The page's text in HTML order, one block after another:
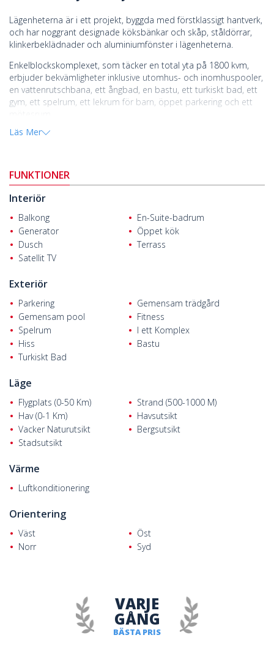
Lägenheterna är i ett projekt, byggda med förstklassigt hantverk,
och har noggrant designade köksbänkar och skåp, ståldörrar,
klinkerbeklädnader och aluminiumfönster i lägenheterna.
Enkelblockskomplexet, som täcker en total yta på 1800 kvm,
erbjuder bekvämligheter inklusive utomhus- och inomhuspooler,
en vattenrutschbana, ett ångbad, en bastu, ett turkiskt bad, ett
gym, ett spelrum, ett lekrum för barn, öppet parkering och ett
Mahmutlar, ett populärt område i Alanya, erbjuder högkvalitativ
24/7. Det är en föredragen plats för både utländska och lokala
invånare.
Lägenheterna till salu i Alanya Antalya
bekvämligheter som marknader, apotek och hälsocenter, 650 m
från havet, 9 km från Alanyas centrum och 27 km från Gazipaşa
flygplats.
Läs Mer
FUNKTIONER
Interiör
Balkong
En-Suite-badrum
Generator
Öppet kök
Dusch
Terrass
Satellit TV
Exteriör
Parkering
Gemensam trädgård
Gemensam pool
Fitness
Spelrum
I ett Komplex
Hiss
Bastu
Turkiskt Bad
Läge
Flygplats (0-50 Km)
Strand (500-1000 M)
Hav (0-1 Km)
Havsutsikt
Vacker Naturutsikt
Bergsutsikt
Stadsutsikt
Värme
Luftkonditionering
Orientering
Väst
Öst
Norr
Syd
BÄSTA PRIS
VARJE
GÅNG